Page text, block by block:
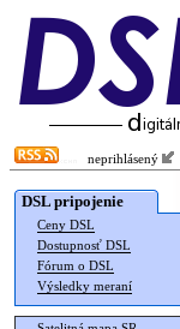
neprihlásený
DSL pripojenie
Ceny DSL
Dostupnosť DSL
Fórum o DSL
Výsledky meraní